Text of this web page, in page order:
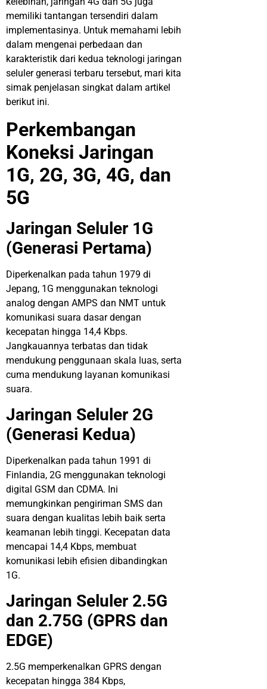
memiliki tantangan tersendiri dalam
implementasinya. Untuk memahami lebih
dalam mengenai perbedaan dan
karakteristik dari kedua teknologi jaringan
seluler generasi terbaru tersebut, mari kita
simak penjelasan singkat dalam artikel
berikut ini.
Perkembangan
Koneksi Jaringan
1G, 2G, 3G, 4G, dan
5G
Jaringan Seluler 1G
(Generasi Pertama)
Diperkenalkan pada tahun 1979 di
Jepang, 1G menggunakan teknologi
analog dengan AMPS dan NMT untuk
komunikasi suara dasar dengan
kecepatan hingga 14,4 Kbps.
Jangkauannya terbatas dan tidak
mendukung penggunaan skala luas, serta
cuma mendukung layanan komunikasi
suara.
Jaringan Seluler 2G
(Generasi Kedua)
Diperkenalkan pada tahun 1991 di
Finlandia, 2G menggunakan teknologi
digital GSM dan CDMA. Ini
memungkinkan pengiriman SMS dan
suara dengan kualitas lebih baik serta
keamanan lebih tinggi. Kecepatan data
mencapai 14,4 Kbps, membuat
komunikasi lebih efisien dibandingkan
1G.
Jaringan Seluler 2.5G
dan 2.75G (GPRS dan
EDGE)
2.5G memperkenalkan GPRS dengan
kecepatan hingga 384 Kbps,